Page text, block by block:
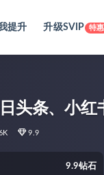
提升 升级SVIP 特惠
头条、小
9.9
9.9钻石